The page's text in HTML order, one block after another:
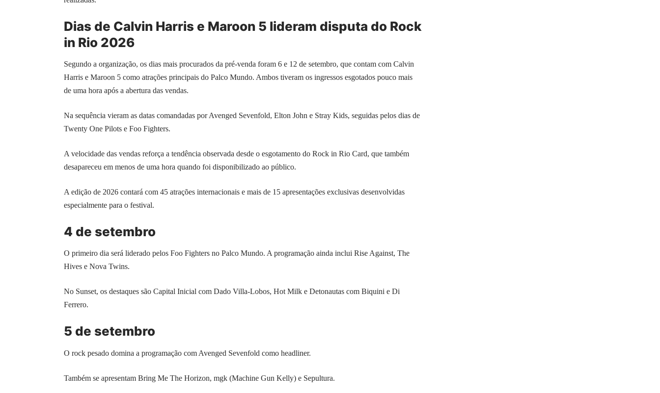
Dias de Calvin Harris e Maroon 5 lideram disputa do Rock
in Rio 2026
Segundo a organização, os dias mais procurados da pré-venda foram 6 e 12 de setembro, que contam com Calvin
Harris e Maroon 5 como atrações principais do Palco Mundo. Ambos tiveram os ingressos esgotados pouco mais
de uma hora após a abertura das vendas.
Na sequência vieram as datas comandadas por Avenged Sevenfold, Elton John e Stray Kids, seguidas pelos dias de
Twenty One Pilots e Foo Fighters.
A velocidade das vendas reforça a tendência observada desde o esgotamento do Rock in Rio Card, que também
desapareceu em menos de uma hora quando foi disponibilizado ao público.
A edição de 2026 contará com 45 atrações internacionais e mais de 15 apresentações exclusivas desenvolvidas
especialmente para o festival.
4 de setembro
O primeiro dia será liderado pelos Foo Fighters no Palco Mundo. A programação ainda inclui Rise Against, The
Hives e Nova Twins.
No Sunset, os destaques são Capital Inicial com Dado Villa-Lobos, Hot Milk e Detonautas com Biquini e Di
Ferrero.
5 de setembro
O rock pesado domina a programação com Avenged Sevenfold como headliner.
Também se apresentam Bring Me The Horizon, mgk (Machine Gun Kelly) e Sepultura.